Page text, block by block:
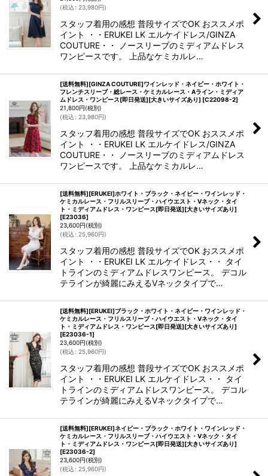
(税込 : 23,980円)
スタッフ着用の感想 普段サイズでOK おススメポ
イント ・・ERUKEI LK エルケイドレス/GINZA
COUTURE・・ ノースリーブのミディアムドレス
ワンピースです。 上品なケミカルレ…
[送料無料][GINZA COUTURE]ワインレッド・ネイビー・ホワイト・
フレンチスリーブ・総レース・ケミカルレース・Aライン・ミディア
ムドレス・ワンピース[即日発送][大きいサイズあり] [C22098-2]
21,800円(税別)
(税込 : 23,980円)
スタッフ着用の感想 普段サイズでOK おススメポ
イント ・・ERUKEI LK エルケイドレス/GINZA
COUTURE・・ ノースリーブのミディアムドレス
ワンピースです。 上品なケミカルレ…
[送料無料][ERUKEI]ホワイト・ブラック・ネイビー・ワインレッド・
ケミカルレース・フリルスリーブ・ハイウエスト・Vネック・タイ
ト・ミディアムドレス・ワンピース[即日発送][大きいサイズあり]
[E23036]
23,600円(税別)
(税込 : 25,960円)
スタッフ着用の感想 普段サイズでOK おススメポ
イント ・・ERUKEI LK エルケイドレス・・ タイ
トラインのミディアムドレスワンピース。 デコル
テラインが綺麗にみえるVネックタイプで…
[送料無料][ERUKEI]ブラック・ホワイト・ネイビー・ワインレッド・
ケミカルレース・フリルスリーブ・ハイウエスト・Vネック・タイ
ト・ミディアムドレス・ワンピース[即日発送][大きいサイズあり]
[E23036-1]
23,600円(税別)
(税込 : 25,960円)
スタッフ着用の感想 普段サイズでOK おススメポ
イント ・・ERUKEI LK エルケイドレス・・ タイ
トラインのミディアムドレスワンピース。 デコル
テラインが綺麗にみえるVネックタイプで…
[送料無料][ERUKEI]ネイビー・ブラック・ホワイト・ワインレッド・
ケミカルレース・フリルスリーブ・ハイウエスト・Vネック・タイ
ト・ミディアムドレス・ワンピース[即日発送][大きいサイズあり]
[E23036-2]
23,600円(税別)
(税込 : 25,960円)